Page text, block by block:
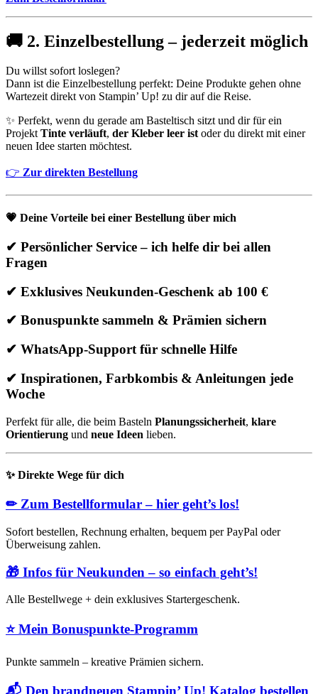
🚚 2. Einzelbestellung – jederzeit möglich
Du willst sofort loslegen?
Dann ist die Einzelbestellung perfekt: Deine Produkte gehen ohne
Wartezeit direkt von Stampin’ Up! zu dir auf die Reise.
✨ Perfekt, wenn du gerade am Basteltisch sitzt und dir für ein
ProjektTinte verläuft, der Kleber leer istoder du direkt mit einer
neuen Idee starten möchtest.
👉 Zur direkten Bestellung
💗 Deine Vorteile bei einer Bestellung über mich
✔ Persönlicher Service – ich helfe dir bei allen
Fragen
✔ Exklusives Neukunden-Geschenk ab 100 €
✔ Bonuspunkte sammeln & Prämien sichern
✔ WhatsApp-Support für schnelle Hilfe
✔ Inspirationen, Farbkombis & Anleitungen jede
Woche
Perfekt für alle, die beim Basteln Planungssicherheit, klare
Orientierung und neue Ideen lieben.
✨Direkte Wege für dich
✏ Zum Bestellformular – hier geht’s los!
Sofort bestellen, Rechnung erhalten, bequem per PayPal oder
Überweisung zahlen.
🎁 Infos für Neukunden – so einfach geht’s!
Alle Bestellwege + dein exklusives Startergeschenk.
⭐Mein Bonuspunkte-Programm
Punkte sammeln – kreative Prämien sichern.